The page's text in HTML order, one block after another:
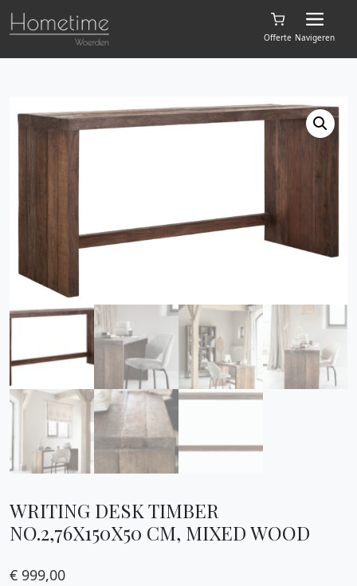
Offerte Navigeren
WRITING DESK TIMBER
NO.2,76X150X50 CM, MIXED WOOD
€ 999,00